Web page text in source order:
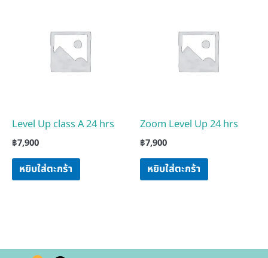
Level Up class A 24 hrs
฿7,900
หยิบใส่ตะกร้า
Zoom Level Up 24 hrs
฿7,900
หยิบใส่ตะกร้า